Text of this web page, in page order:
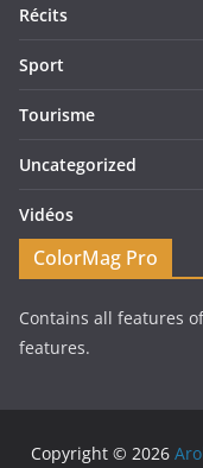
Récits
Sport
Tourisme
Uncategorized
Vidéos
ColorMag Pro
Contains all features
features.
Copyright © 2026